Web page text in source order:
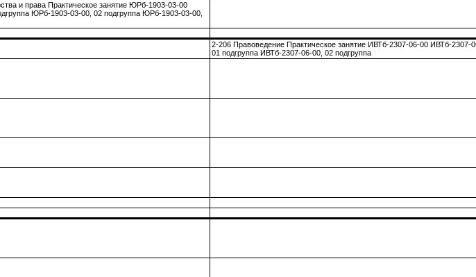
и права Практическое занятие ЮРб-1903-03-00
ЮРб-1903-03-00, 02 подгруппа ЮРб-1903-03-00,
2-206 Правоведение Практическое занятие ИВТб-2307-06-00 ИВТб-2307-
01 подгруппа ИВТб-2307-06-00, 02 подгруппа